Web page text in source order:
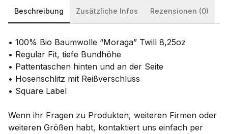
Beschreibung Zusätzliche Infos Rezensionen (0)
• 100% Bio Baumwolle “Moraga” Twill 8,25oz
• Regular Fit, tiefe Bundhöhe
• Pattentaschen hinten und an der Seite
• Hosenschlitz mit Reißverschluss
• Square Label
Wenn ihr Fragen zu Produkten, weiteren Firmen oder
weiteren Größen habt, kontaktiert uns einfach per